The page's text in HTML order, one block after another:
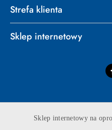
Strefa klienta
Sklep internetowy
Sklep internetowy na